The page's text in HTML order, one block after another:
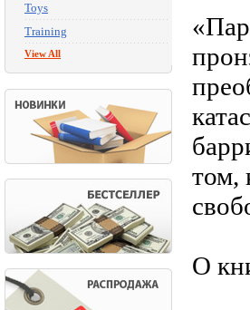
Toys
Training
View All
том,
О